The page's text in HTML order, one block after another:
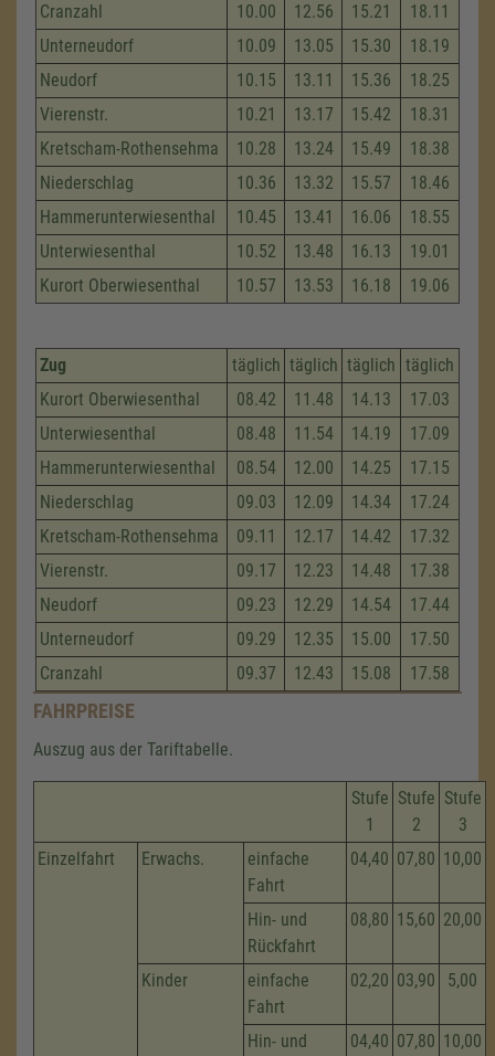
Cranzahl
10.00 12.56 15.21
18.11
Unterneudorf
10.09 13.05 15.30
18.19
Neudorf
10.15 13.11 15.36
18.25
Vierenstr.
10.21 13.17 15.42
18.31
Kretscham-Rothensehma
10.28 13.24 15.49
18.38
Niederschlag
10.36 13.32 15.57
18.46
Hammerunterwiesenthal
10.45 13.41 16.06
18.55
Unterwiesenthal
10.52 13.48 16.13
19.01
Kurort Oberwiesenthal
10.57 13.53 16.18 19.06
Zug täglich täglich täglich täglich
Kurort Oberwiesenthal
08.42 11.48 14.13
17.03
Unterwiesenthal
08.48 11.54 14.19
17.09
Hammerunterwiesenthal
08.54 12.00 14.25
17.15
Niederschlag
09.03 12.09 14.34
17.24
Kretscham-Rothensehma
09.11 12.17 14.42
17.32
Vierenstr.
09.17 12.23 14.48
17.38
Neudorf
09.23 12.29 14.54
17.44
Unterneudorf
09.29 12.35 15.00
17.50
Cranzahl
09.37 12.43 15.08 17.58
FAHRPREISE
Auszug aus der Tariftabelle.
Stufe
1
Stufe
2
Stufe
3
Einzelfahrt
Erwachs.
einfache
Fahrt
04,40 07,80 10,00
Hin- und
Rückfahrt
08,80 15,60 20,00
Kinder
einfache
Fahrt
02,20 03,90 5,00
Hin- und 04,40 07,80 10,00